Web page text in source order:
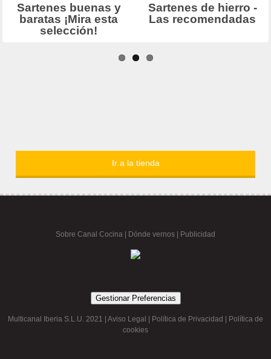
Ir a la tienda
Sobre Canal Cocina Dónde vernos | Publicidad
Gestionar Preferencias
Multicanal Iberia S.L.U. 2021 | Aviso Legal Política de Privacidad
Política de
cookies